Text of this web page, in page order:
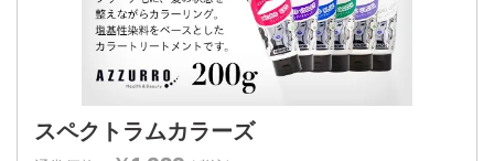
スペクトラムカラーズ